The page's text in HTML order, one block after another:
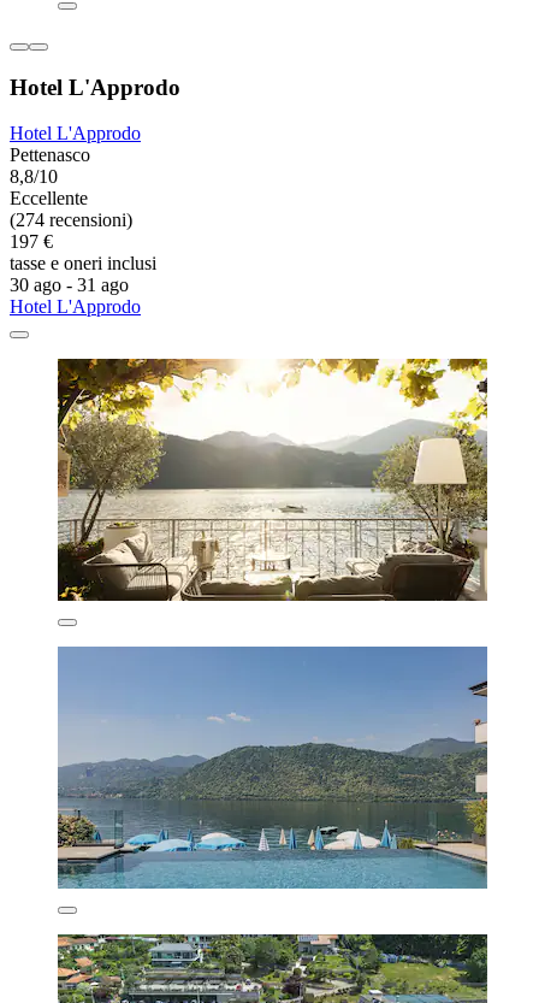
Hotel L'Approdo
Hotel L'Approdo
Pettenasco
8,8/10
Eccellente
(274 recensioni)
197 €
tasse e oneri inclusi
30 ago - 31 ago
Hotel L'Approdo